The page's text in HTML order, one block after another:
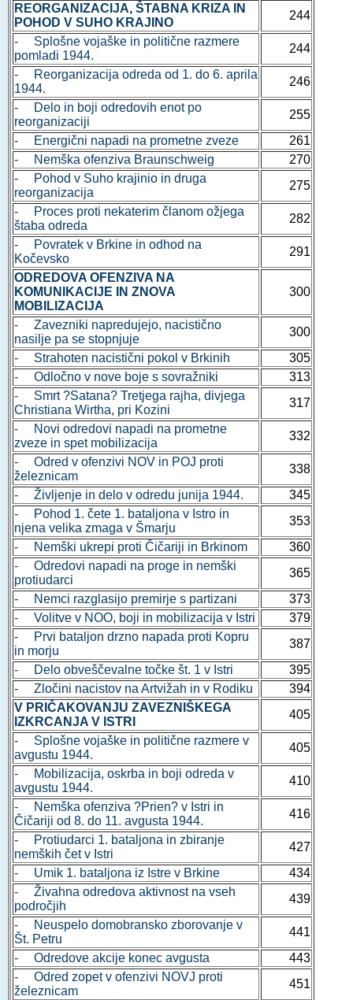
REORGANIZACIJA, ŠTABNA KRIZA IN
POHOD V SUHO KRAJINO
244
- Splošne vojaške in politične razmere
pomladi 1944.
244
- Reorganizacija odreda od 1. do 6. aprila
1944.
246
- Delo in boji odredovih enot po
reorganizaciji
255
- Energični napadi na prometne zveze
261
- Nemška ofenziva Braunschweig
270
- Pohod v Suho krajinio in druga
reorganizacija
275
- Proces proti nekaterim članom ožjega
štaba odreda
282
- Povratek v Brkine in odhod na
Kočevsko
291
ODREDOVA OFENZIVA NA
KOMUNIKACIJE IN ZNOVA
MOBILIZACIJA
300
- Zavezniki napredujejo, nacistično
nasilje pa se stopnjuje
300
- Strahoten nacistični pokol v Brkinih
305
- Odločno v nove boje s sovražniki
313
- Smrt ?Satana? Tretjega rajha, divjega
Christiana Wirtha, pri Kozini
317
- Novi odredovi napadi na prometne
zveze in spet mobilizacija
332
- Odred v ofenzivi NOV in POJ proti
železnicam
338
- Življenje in delo v odredu junija 1944.
345
- Pohod 1. čete 1. bataljona v Istro in
njena velika zmaga v Šmarju
353
- Nemški ukrepi proti Čičariji in Brkinom
360
- Odredovi napadi na proge in nemški
protiudarci
365
- Nemci razglasijo premirje s partizani
373
- Volitve v NOO, boji in mobilizacija v Istri
379
- Prvi bataljon drzno napada proti Kopru
in morju
387
- Delo obveščevalne točke št. 1 v Istri
395
- Zločini nacistov na Artvižah in v Rodiku
394
V PRIČAKOVANJU ZAVEZNIŠKEGA
IZKRCANJA V ISTRI
405
- Splošne vojaške in politične razmere v
avgustu 1944.
405
- Mobilizacija, oskrba in boji odreda v
avgustu 1944.
410
- Nemška ofenziva ?Prien? v Istri in
Čičariji od 8. do 11. avgusta 1944.
416
- Protiudarci 1. bataljona in zbiranje
nemških čet v Istri
427
- Umik 1. bataljona iz Istre v Brkine
434
- Živahna odredova aktivnost na vseh
področjih
439
- Neuspelo domobransko zborovanje v
Št. Petru
441
- Odredove akcije konec avgusta
443
- Odred zopet v ofenzivi NOVJ proti
železnicam
451